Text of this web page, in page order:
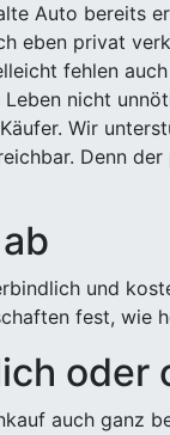
Auto bereits
eben privat
fehlen
nicht
Wir
Denn
und
fest, wie
oder
auch ganz